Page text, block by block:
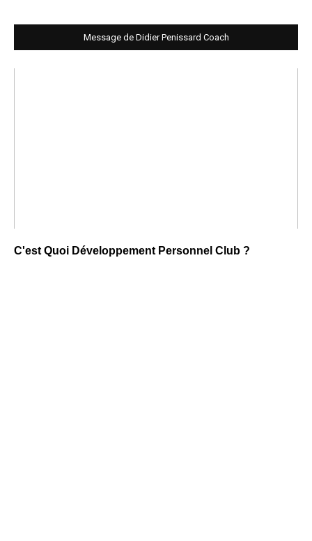
Message de Didier Penissard Coach
C'est Quoi Développement Personnel Club ?